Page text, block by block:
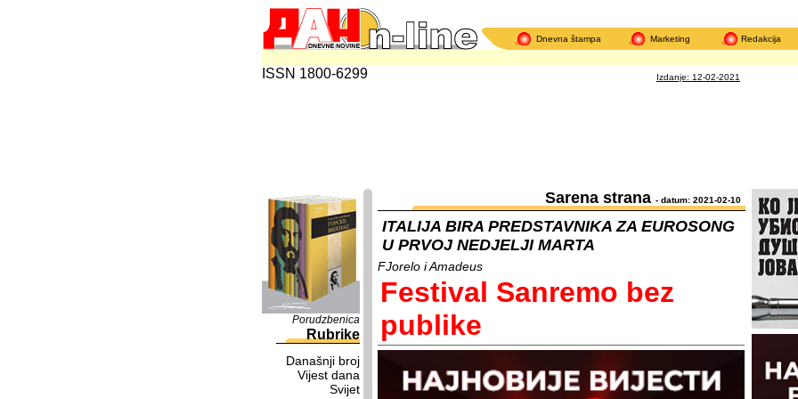
Dnevna štampa Marketing Redakcija
ISSN 1800-6299 Izdanje: 12-02-2021
Porudzbenica
Rubrike
Današnji broj
Vijest dana
Svijet
Sarena strana - datum: 2021-02-10
ITALIJA BIRA PREDSTAVNIKA ZA EUROSONG
U PRVOJ NEDJELJI MARTA
FJorelo i Amadeus
Festival Sanremo bez
publike